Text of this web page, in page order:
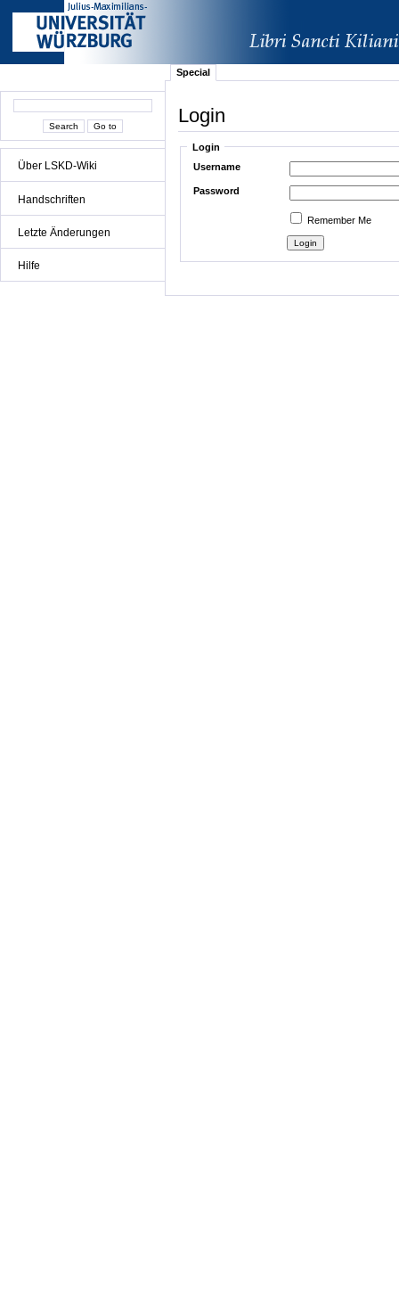
Über LSKD-Wiki
Handschriften
Letzte Änderungen
Hilfe
Special
Login
Login
Username
Password
Remember Me